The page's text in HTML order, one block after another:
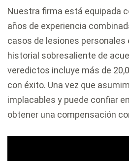
Nuestra firma está equipada
años de experiencia
casos de lesiones personales
historial sobresaliente de
veredictos incluye más de
con éxito. Una vez que
implacables y puede confiar
obtener una compensación